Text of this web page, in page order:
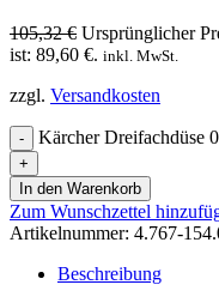
105,32€ Ursprünglicher
ist: 89,60 €. inkl. MwSt.
zzgl. Versandkosten
Kärcher Dreifachdüse
In den Warenkorb
Zum Wunschzettel
Artikelnummer: 4.767-
Beschreibung